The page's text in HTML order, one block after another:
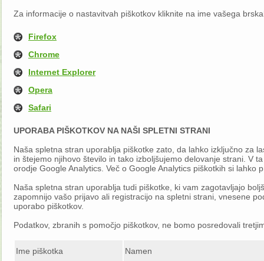
Za informacije o nastavitvah piškotkov kliknite na ime vašega
Firefox
Chrome
Internet Explorer
Opera
Safari
UPORABA PIŠKOTKOV NA NAŠI SPLETNI STRANI
Naša spletna stran uporablja piškotke zato, da lahko izključno za
in štejemo njihovo število in tako izboljšujemo delovanje strani. V
orodje Google Analytics. Več o Google Analytics piškotkih si lahko
Naša spletna stran uporablja tudi piškotke, ki vam zagotavljajo
zapomnijo vašo prijavo ali registracijo na spletni strani, vnesene
uporabo piškotkov.
Podatkov, zbranih s pomočjo piškotkov, ne bomo posredovali
Ime piškotka Namen